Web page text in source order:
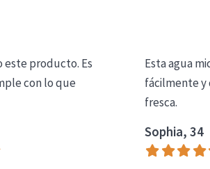
este producto. Es
con lo que
Esta agua
fácilmente y
fresca.
Sophia, 34